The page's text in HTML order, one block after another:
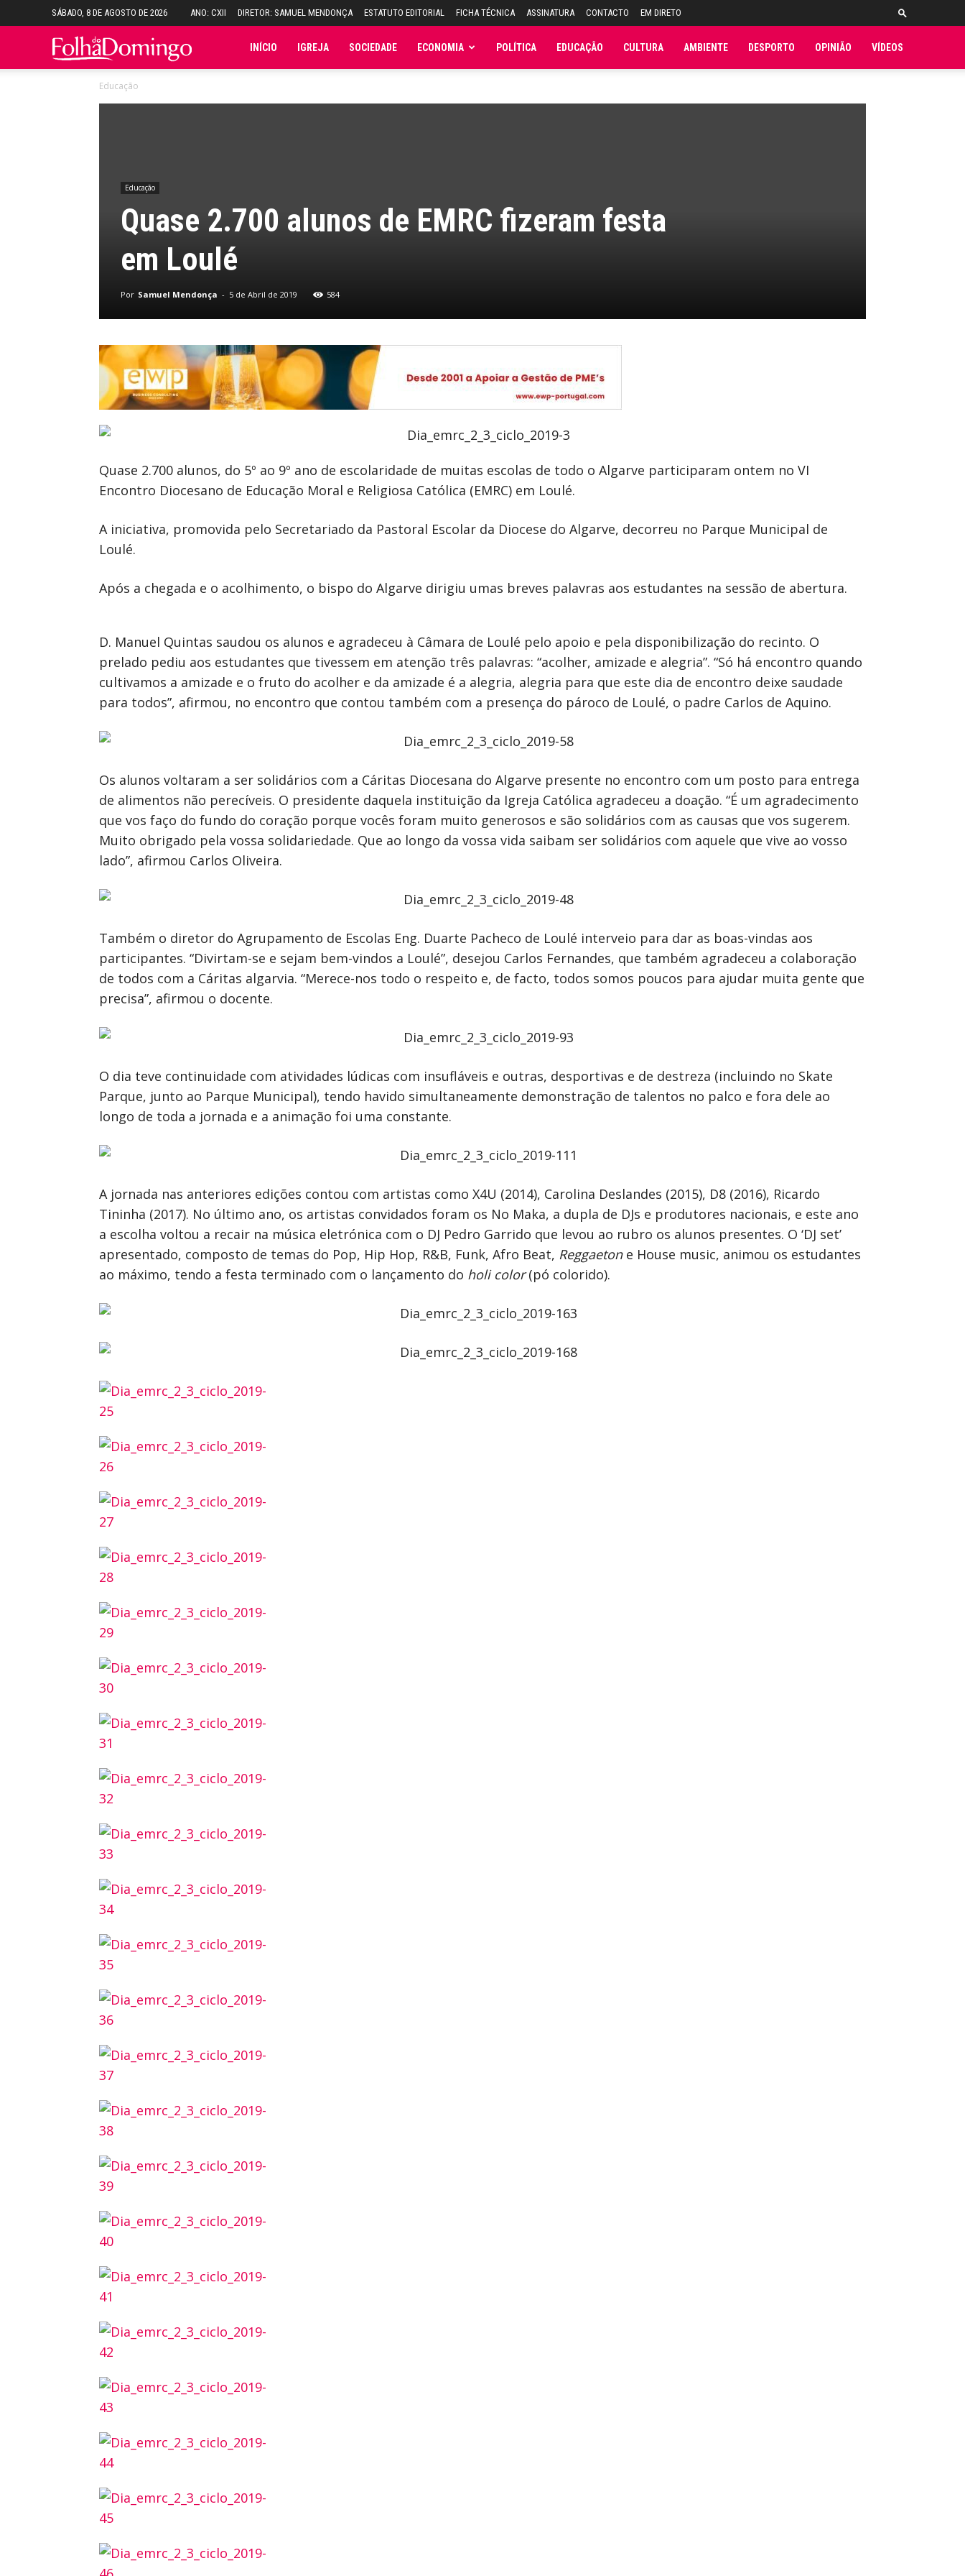
SÁBADO, 8 DE AGOSTO DE 2026 ANO: CXII DIRETOR: SAMUEL MENDONÇA ESTATUTO EDITORIAL FICHA TÉCNICA ASSINATURA CONTACTO EM DIRETO
Folha INÍCIO IGREJA SOCIEDADE ECONOMIA POLÍTICA EDUCAÇÃO CULTURA AMBIENTE DESPORTO OPINIÃO VÍDEOS
Educação
Educação
Quase 2.700 alunos de EMRC fizeram festa
em Loulé
Por Samuel Mendonça - 5 de Abril de 2019 584
Quase 2.700 alunos, do 5º ao 9º ano de escolaridade de muitas escolas de todo o Algarve participaram ontem no VI
Encontro Diocesano de Educação Moral e Religiosa Católica (EMRC) em Loulé.
A iniciativa, promovida pelo Secretariado da Pastoral Escolar da Diocese do Algarve, decorreu no Parque Municipal de
Loulé.
Após a chegada e o acolhimento, o bispo do Algarve dirigiu umas breves palavras aos estudantes na sessão de abertura.
D. Manuel Quintas saudou os alunos e agradeceu à Câmara de Loulé pelo apoio e pela disponibilização do recinto. O
prelado pediu aos estudantes que tivessem em atenção três palavras: “acolher, amizade e alegria”. “Só há encontro quando
cultivamos a amizade e o fruto do acolher e da amizade é a alegria, alegria para que este dia de encontro deixe saudade
para todos”, afirmou, no encontro que contou também com a presença do pároco de Loulé, o padre Carlos de Aquino.
Os alunos voltaram a ser solidários com a Cáritas Diocesana do Algarve presente no encontro com um posto para entrega
de alimentos não perecíveis. O presidente daquela instituição da Igreja Católica agradeceu a doação. “É um agradecimento
que vos faço do fundo do coração porque vocês foram muito generosos e são solidários com as causas que vos sugerem.
Muito obrigado pela vossa solidariedade. Que ao longo da vossa vida saibam ser solidários com aquele que vive ao vosso
lado”, afirmou Carlos Oliveira.
Também o diretor do Agrupamento de Escolas Eng. Duarte Pacheco de Loulé interveio para dar as boas-vindas aos
participantes. “Divirtam-se e sejam bem-vindos a Loulé”, desejou Carlos Fernandes, que também agradeceu a colaboração
de todos com a Cáritas algarvia. “Merece-nos todo o respeito e, de facto, todos somos poucos para ajudar muita gente que
precisa”, afirmou o docente.
O dia teve continuidade com atividades lúdicas com insufláveis e outras, desportivas e de destreza (incluindo no Skate
Parque, junto ao Parque Municipal), tendo havido simultaneamente demonstração de talentos no palco e fora dele ao
longo de toda a jornada e a animação foi uma constante.
A jornada nas anteriores edições contou com artistas como X4U (2014), Carolina Deslandes (2015), D8 (2016), Ricardo
Tininha (2017). No último ano, os artistas convidados foram os No Maka, a dupla de DJs e produtores nacionais, e este ano
a escolha voltou a recair na música eletrónica com o DJ Pedro Garrido que levou ao rubro os alunos presentes. O ‘DJ set’
apresentado, composto de temas do Pop, Hip Hop, R&B, Funk, Afro Beat, Reggaetone House music, animou os estudantes
ao máximo, tendo a festa terminado com o lançamento do holi color(pó colorido).